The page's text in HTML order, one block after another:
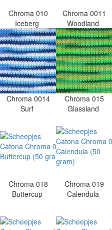
Chroma 010
Iceberg
Chroma 0011
Woodland
Chroma 0014
Surf
Chroma 015
Glassland
Chroma 018
Buttercup
Chroma 019
Calendula